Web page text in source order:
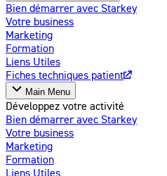
Bien démarrer avec Starkey
Votre business
Marketing
Formation
Liens Utiles
Fiches techniques patient
Main Menu
Développez votre activité
Bien démarrer avec Starkey
Votre business
Marketing
Formation
Liens Utiles